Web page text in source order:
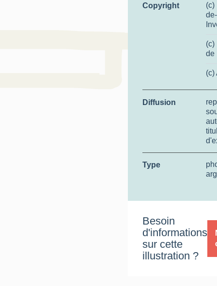
Copyright
(c)
(c)
de
(c)
Diffusion
Type
Besoin
d'informations
sur cette
illustration ?